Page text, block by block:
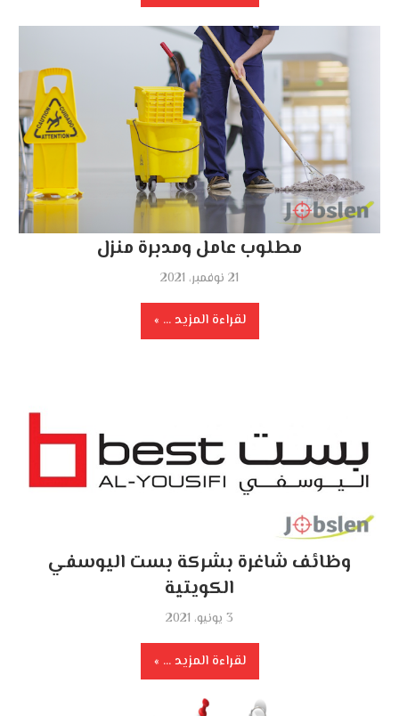
مطلوب عامل ومدبرة منزل
21 نوفمبر، 2021
لقراءة المزيد ...
وظائف شاغرة بشركة بست اليوسفي
الكويتية
3 يونيو، 2021
لقراءة المزيد ...